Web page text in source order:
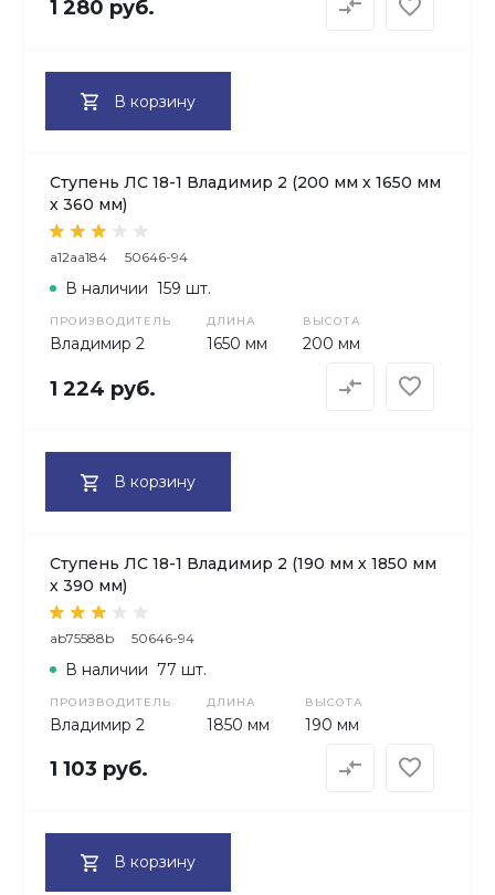
1 280 руб.
В корзину
Ступень ЛС 18-1 Владимир 2 (200 мм х 1650 мм
х 360 мм)
a12aa184 50646-94
ПРОИЗВОДИТЕЛЬ
Владимир 2
ДЛИНА
1650 мм
ВЫСОТА
200 мм
В наличии 159 шт.
1 224 руб.
В корзину
Ступень ЛС 18-1 Владимир 2 (190 мм х 1850 мм
х 390 мм)
ab75588b 50646-94
ПРОИЗВОДИТЕЛЬ
Владимир 2
ДЛИНА
1850 мм
ВЫСОТА
190 мм
В наличии 77 шт.
1 103 руб.
В корзину